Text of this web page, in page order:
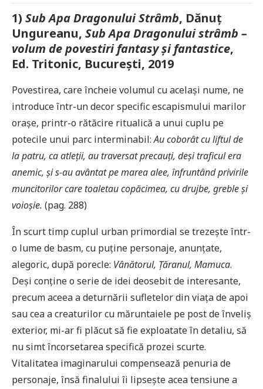
1) Sub Apa Dragonului Strâmb, Dănuț
Ungureanu, Sub Apa Dragonului strâmb –
volum de povestiri fantasy și fantastice,
Ed. Tritonic, București, 2019
Povestirea, care încheie volumul cu același nume, ne
introduce într-un decor specific escapismului marilor
orașe, printr-o rătăcire ritualică a unui cuplu pe
potecile unui parc interminabil:Au coborât cu liftul de
la patru, ca atleții, au traversat precauți, deși traficul era
anemic, și s-au avântat pe marea alee, înfruntând privirile
muncitorilor care toaletau copăcimea, cu drujbe, greble și
voioșie. (pag. 288)
În scurt timp cuplul urban primordial se trezește într-
o lume de basm, cu puține personaje, anunțate,
alegoric, după porecle: Vânătorul, Țăranul, Mamuca.
Deși conține o serie de idei deosebit de interesante,
precum aceea a deturnării sufletelor din viața de apoi
sau cea a creaturilor cu măruntaiele pe post de înveliș
exterior, mi-ar fi plăcut să fie exploatate în detaliu, să
nu simt încorsetarea specifică prozei scurte.
Vitalitatea imaginarului compensează penuria de
personaje, însă finalului îi lipsește acea tensiune a